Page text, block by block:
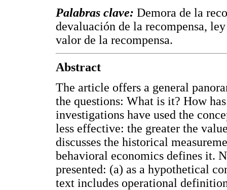
Palabras clave: Demora de la
devaluación de la recompensa,
valor de la recompensa.
Abstract
The article offers a general
the questions: What is it? How
investigations have used the
less effective: the greater the
discusses the historical
behavioral economics defines it.
presented: (a) as a hypothetical
text includes operational